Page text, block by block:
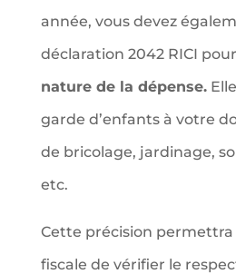
année, vous devez
déclaration 2042 RICI pour
nature de la dépense.
garde d’enfants à votre
de bricolage, jardinage,
etc.
Cette précision permettra
fiscale de vérifier le